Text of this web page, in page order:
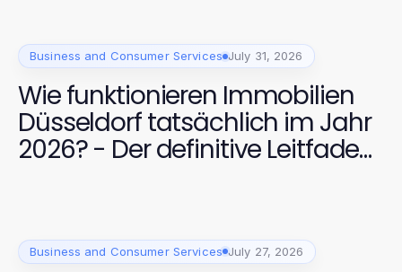
Business and Consumer Services July 31, 2026
Wie funktionieren Immobilien
Düsseldorf tatsächlich im Jahr
2026? - Der definitive Leitfaden
Business and Consumer Services July 27, 2026